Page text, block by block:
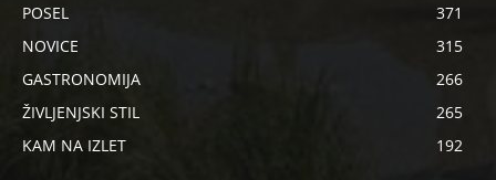
POSEL
371
NOVICE
315
GASTRONOMIJA
266
ŽIVLJENJSKI STIL
265
KAM NA IZLET
192